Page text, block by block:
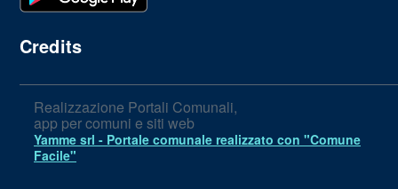
Credits
Realizzazione Portali Comunali,
app per comuni e siti web
Yamme srl - Portale comunale realizzato con "Comune
Facile"